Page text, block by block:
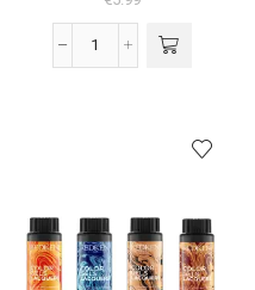
4CB
60ML
aantal